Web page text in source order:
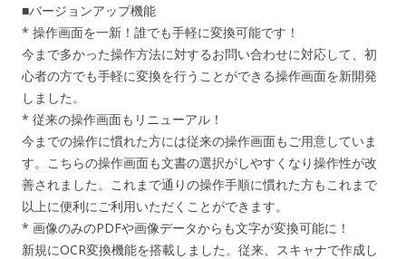
■バージョンアップ機能
* 操作画面を一新！誰でも手軽に変換可能です！
今まで多かった操作方法に対するお問い合わせに対応して、初
心者の方でも手軽に変換を行うことができる操作画面を新開発
しました。
* 従来の操作画面もリニューアル！
今までの操作に慣れた方には従来の操作画面もご用意していま
す。こちらの操作画面も文書の選択がしやすくなり操作性が改
善されました。これまで通りの操作手順に慣れた方もこれまで
以上に便利にご利用いただくことができます。
* 画像のみのPDFや画像データからも文字が変換可能に！
新規にOCR変換機能を搭載しました。従来、スキャナで作成し